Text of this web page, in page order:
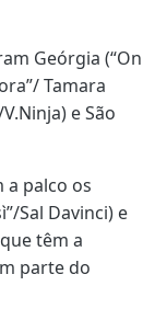
Geórgia (“On
Tamara
e São
palco os
Sal Davinci) e
têm a
parte do